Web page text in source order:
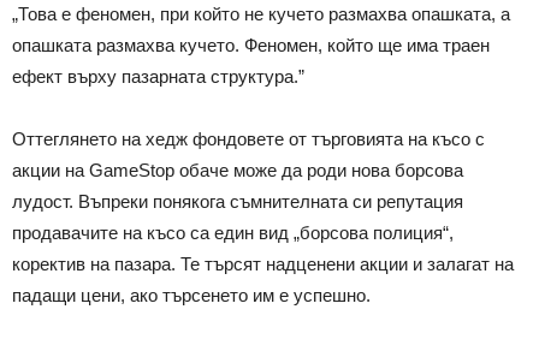
„Това е феномен, при който не кучето размахва опашката, а
опашката размахва кучето. Феномен, който ще има траен
ефект върху пазарната структура.”
Оттеглянето на хедж фондовете от търговията на късо с
акции на GameStop обаче може да роди нова борсова
лудост. Въпреки понякога съмнителната си репутация
продавачите на късо са един вид „борсова полиция“,
коректив на пазара. Те търсят надценени акции и залагат на
падащи цени, ако търсенето им е успешно.